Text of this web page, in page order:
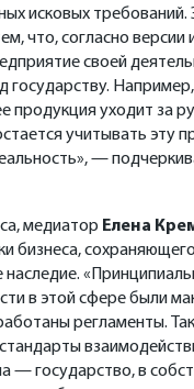
исковых
что, согласно версии
своей
государству.
продукция уходит за
учитывать эту
—
медиатор Елена
бизнеса,
наследие.
в этой сфере были
регламенты.
— государство, в